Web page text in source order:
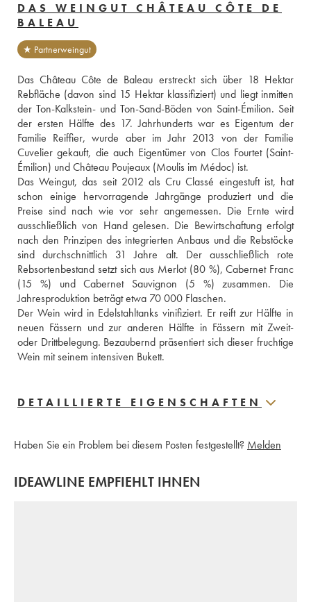
DAS WEINGUT CHÂTEAU CÔTE DE
BALEAU
★ Partnerweingut
Das Château Côte de Baleau erstreckt sich über 18 Hektar
Rebfläche (davon sind 15 Hektar klassifiziert) und liegt inmitten
der Ton-Kalkstein- und Ton-Sand-Böden von Saint-Émilion. Seit
der ersten Hälfte des 17. Jahrhunderts war es Eigentum der
Familie Reiffier, wurde aber im Jahr 2013 von der Familie
Cuvelier gekauft, die auch Eigentümer von Clos Fourtet (Saint-
Émilion) und Château Poujeaux (Moulis im Médoc) ist.
Das Weingut, das seit 2012 als Cru Classé eingestuft ist, hat
schon einige hervorragende Jahrgänge produziert und die
Preise sind nach wie vor sehr angemessen. Die Ernte wird
ausschließlich von Hand gelesen. Die Bewirtschaftung erfolgt
nach den Prinzipen des integrierten Anbaus und die Rebstöcke
sind durchschnittlich 31 Jahre alt. Der ausschließlich rote
Rebsortenbestand setzt sich aus Merlot (80 %), Cabernet Franc
(15 %) und Cabernet Sauvignon (5 %) zusammen. Die
Jahresproduktion beträgt etwa 70 000 Flaschen.
Der Wein wird in Edelstahltanks vinifiziert. Er reift zur Hälfte in
neuen Fässern und zur anderen Hälfte in Fässern mit Zweit-
oder Drittbelegung. Bezaubernd präsentiert sich dieser fruchtige
Wein mit seinem intensiven Bukett.
DETAILLIERTE EIGENSCHAFTEN
Haben Sie ein Problem bei diesem Posten festgestellt? Melden
IDEAWLINE EMPFIEHLT IHNEN